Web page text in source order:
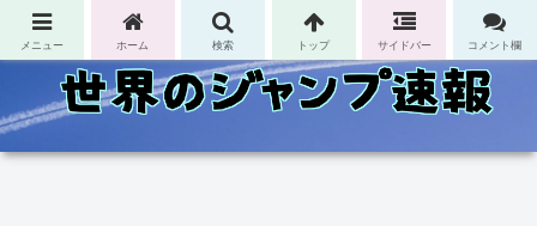
コンテンツへスキップ
メニュー ホーム 検索 トップ サイドバー コメント欄